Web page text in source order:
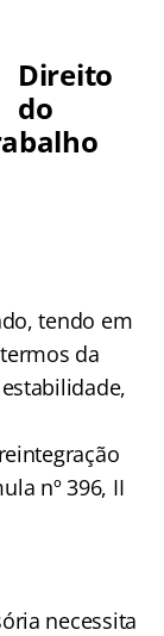
Direito
do
tendo em
da
nº 396, II
necessita